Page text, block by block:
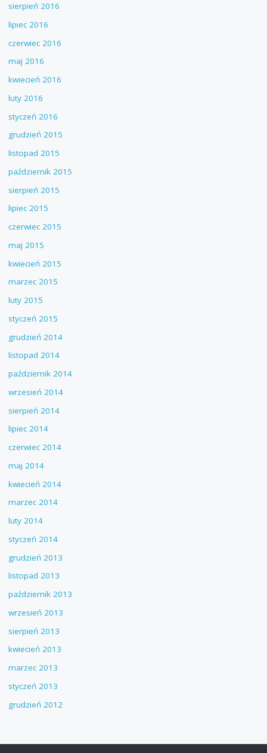
sierpień 2016
lipiec 2016
czerwiec 2016
maj 2016
kwiecień 2016
luty 2016
styczeń 2016
grudzień 2015
listopad 2015
październik 2015
sierpień 2015
lipiec 2015
czerwiec 2015
maj 2015
kwiecień 2015
marzec 2015
luty 2015
styczeń 2015
grudzień 2014
listopad 2014
październik 2014
wrzesień 2014
sierpień 2014
lipiec 2014
czerwiec 2014
maj 2014
kwiecień 2014
marzec 2014
luty 2014
styczeń 2014
grudzień 2013
listopad 2013
październik 2013
wrzesień 2013
sierpień 2013
kwiecień 2013
marzec 2013
styczeń 2013
grudzień 2012